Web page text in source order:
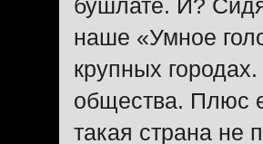
бушлате. И?
наше «Умное
крупных
общества. Плюс
такая страна не